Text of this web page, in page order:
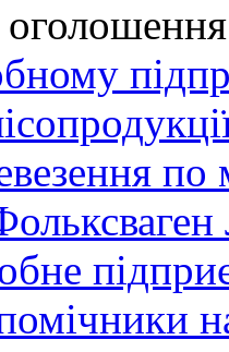
оголошення
по